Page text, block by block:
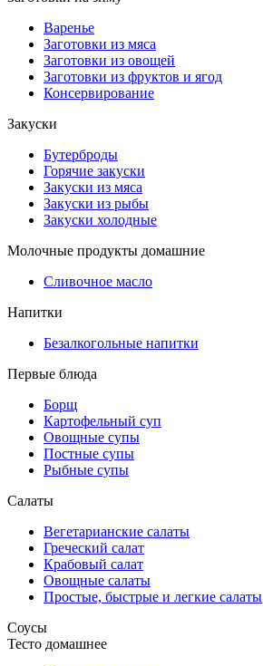
Варенье
Заготовки из мяса
Заготовки из овощей
Заготовки из фруктов и ягод
Консервирование
Закуски
Бутерброды
Горячие закуски
Закуски из мяса
Закуски из рыбы
Закуски холодные
Молочные продукты домашние
Сливочное масло
Напитки
Безалкогольные напитки
Первые блюда
Борщ
Картофельный суп
Овощные супы
Постные супы
Рыбные супы
Салаты
Вегетарианские салаты
Греческий салат
Крабовый салат
Овощные салаты
Простые, быстрые и легкие салаты
Соусы
Тесто домашнее